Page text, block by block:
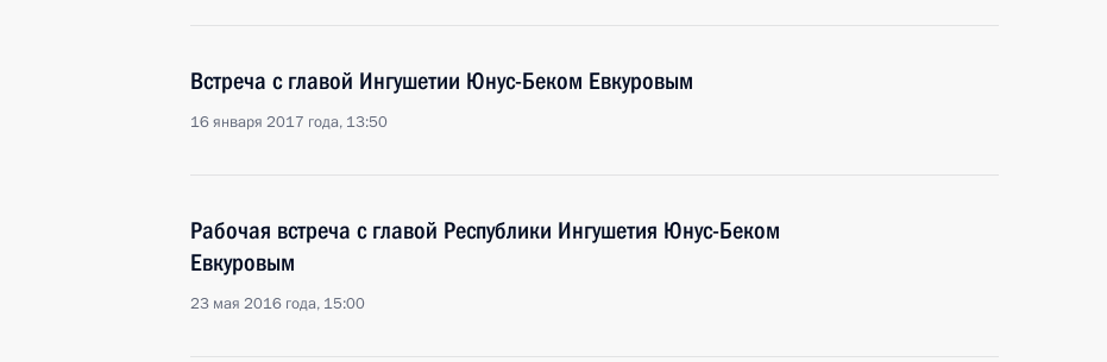
Встреча с главой Ингушетии Юнус-Беком Евкуровым
16 января 2017 года, 13:50
Рабочая встреча с главой Республики Ингушетия Юнус-Беком
Евкуровым
23 мая 2016 года, 15:00